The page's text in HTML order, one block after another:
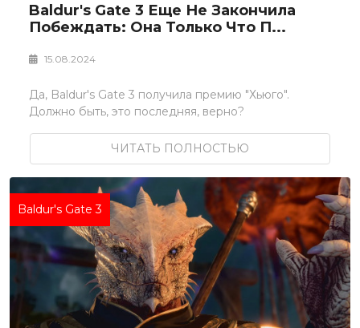
Baldur's Gate 3 Еще Не Закончила
Побеждать: Она Только Что П...
15.08.2024
Да, Baldur's Gate 3 получила премию "Хьюго".
Должно быть, это последняя, верно?
ЧИТАТЬ ПОЛНОСТЬЮ
Baldur's Gate 3